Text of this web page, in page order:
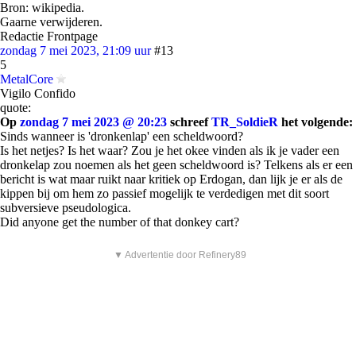
Bron: wikipedia.
Gaarne verwijderen.
Redactie Frontpage
zondag 7 mei 2023, 21:09 uur #13
5
MetalCore
Vigilo Confido
quote:
Op zondag 7 mei 2023 @ 20:23 schreefTR_SoldieR het volgende:
Sinds wanneer is 'dronkenlap' een scheldwoord?
Is het netjes? Is het waar? Zou je het okee vinden als ik je vader een
dronkelap zou noemen als het geen scheldwoord is? Telkens als er een
bericht is wat maar ruikt naar kritiek op Erdogan, dan lijk je er als de
kippen bij om hem zo passief mogelijk te verdedigen met dit soort
subversieve pseudologica.
Did anyone get the number of that donkey cart?
▼ Advertentie door Refinery89